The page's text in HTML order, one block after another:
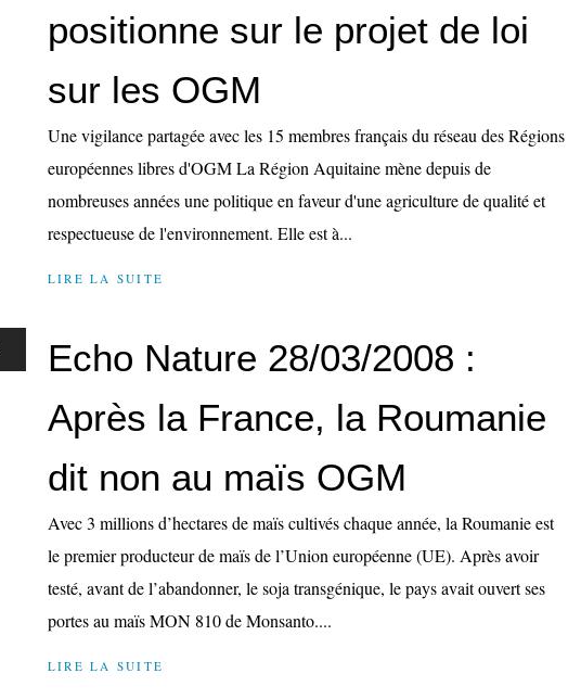
positionne sur le projet de loi
sur les OGM
Une vigilance partagée avec les 15 membres français du réseau des Régions
européennes libres d'OGM La Région Aquitaine mène depuis de
nombreuses années une politique en faveur d'une agriculture de qualité et
respectueuse de l'environnement. Elle est à...
LIRE LA SUITE
Echo Nature 28/03/2008 :
Après la France, la Roumanie
dit non au maïs OGM
Avec 3 millions d’hectares de maïs cultivés chaque année, la Roumanie est
le premier producteur de maïs de l’Union européenne (UE). Après avoir
testé, avant de l’abandonner, le soja transgénique, le pays avait ouvert ses
portes au maïs MON 810 de Monsanto....
LIRE LA SUITE